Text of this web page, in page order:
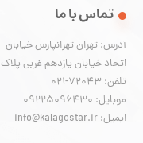
تماس با ما
آدرس: تهران تهرانپارس خیابان
اتحاد خیابان یازدهم غربی پلاک ۱۷
تلفن: 72043-021
موبایل: 09225096430
ایمیل: info@kalagostar.ir